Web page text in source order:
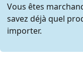
Vous êtes
savez déjà quel
importer.